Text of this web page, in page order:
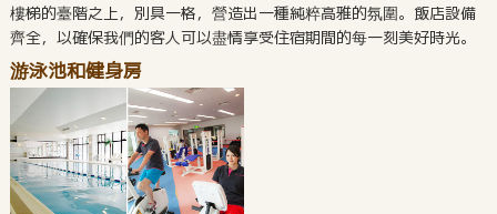
樓梯的臺階之上，別具一格，營造出一種純粹高雅的氛圍。飯店設備
齊全，以確保我們的客人可以盡情享受住宿期間的每一刻美好時光。
游泳池和健身房